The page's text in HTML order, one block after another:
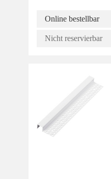
Online bestellbar
Nicht reservierbar